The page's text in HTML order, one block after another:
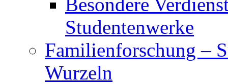
Studentenwerke
Familienforschung –
Wurzeln